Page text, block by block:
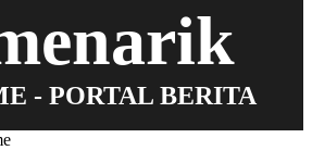
- PORTAL BERITA